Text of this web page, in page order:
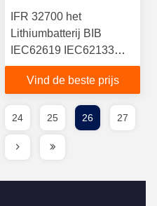
IFR 32700 het
Lithiumbatterij BIB
IEC62619 IEC62133
van 3.2V 6AH LiFePo4
Vind de beste prijs
24 25 26 27